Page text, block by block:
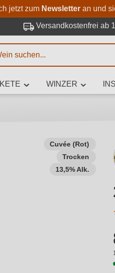
jetzt zum Newsletteran und
Versandkostenfrei ab
WINZER
Cuvée (Rot)
Trocken
13,5% Alk.
eingeben
Sie, welchen Wein Sie suchen
Rebsorte, Region, Winzer